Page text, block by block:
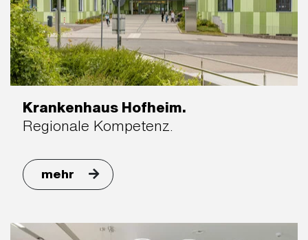
Krankenhaus Hofheim.
Regionale Kompetenz.
mehr